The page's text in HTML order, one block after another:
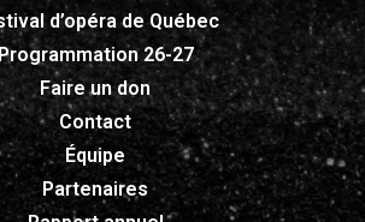
d’opéra de Québec
Programmation 26-27
Faire un don
Contact
Équipe
Partenaires